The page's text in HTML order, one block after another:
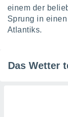
einem der
Sprung in
Atlantiks.
Das Wetter